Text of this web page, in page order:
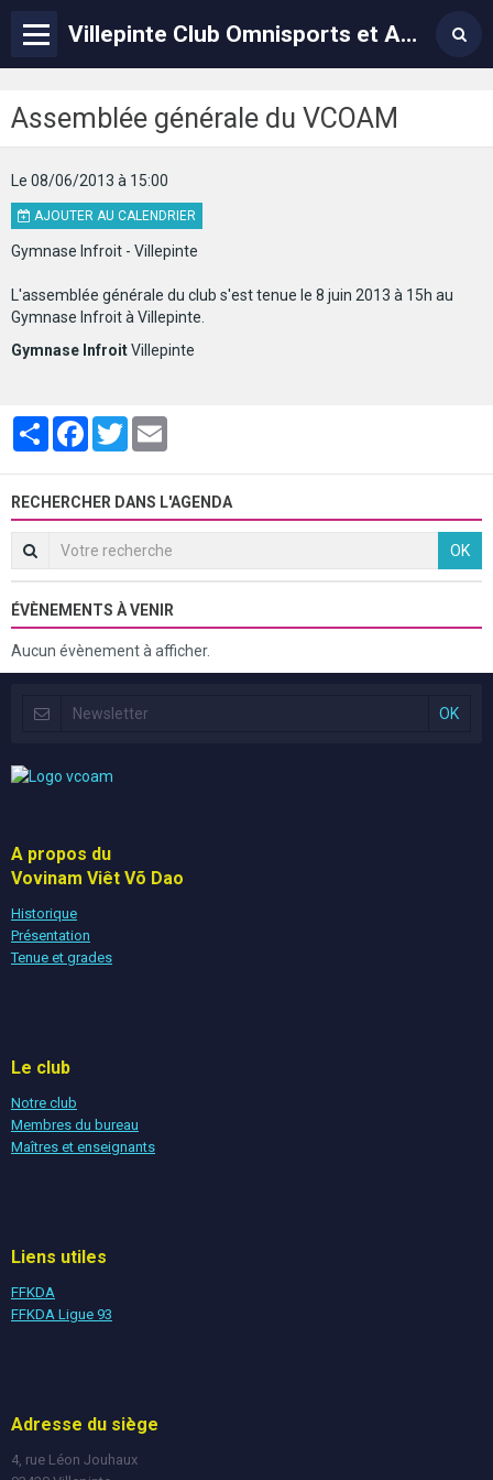
Villepinte Club Omnisports et Arts Martiaux – VCOAM
Assemblée générale du VCOAM
Le 08/06/2013 à 15:00
AJOUTER AU CALENDRIER
Gymnase Infroit - Villepinte
L'assemblée générale du club s'est tenue le 8 juin 2013 à 15h au
Gymnase Infroit à Villepinte.
Gymnase InfroitVillepinte
PartagerFacebook
Twitter
RECHERCHER DANS L'AGENDA
OK
ÉVÈNEMENTS À VENIR
Aucun évènement à afficher.
A propos du
Vovinam Viêt Võ Dao
Historique
Présentation
Tenue et grades
Le club
Notre club
Membres du bureau
Maîtres et enseignants
Liens utiles
FFKDA
FFKDA Ligue 93
Adresse du siège
4, rue Léon Jouhaux